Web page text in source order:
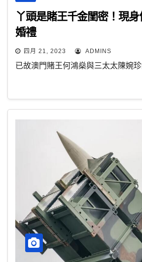
丫頭是賭王千金閨密！現
婚禮
四月 21, 2023 ADMINS
已故澳門賭王何鴻燊與三太太陳婉